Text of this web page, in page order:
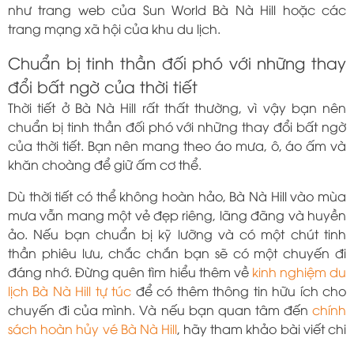
như trang web của Sun World Bà Nà Hill hoặc các
trang mạng xã hội của khu du lịch.
Chuẩn bị tinh thần đối phó với những thay
đổi bất ngờ của thời tiết
Thời tiết ở Bà Nà Hill rất thất thường, vì vậy bạn nên
chuẩn bị tinh thần đối phó với những thay đổi bất ngờ
của thời tiết. Bạn nên mang theo áo mưa, ô, áo ấm và
khăn choàng để giữ ấm cơ thể.
Dù thời tiết có thể không hoàn hảo, Bà Nà Hill vào mùa
mưa vẫn mang một vẻ đẹp riêng, lãng đãng và huyền
ảo. Nếu bạn chuẩn bị kỹ lưỡng và có một chút tinh
thần phiêu lưu, chắc chắn bạn sẽ có một chuyến đi
đáng nhớ. Đừng quên tìm hiểu thêm về kinh nghiệm du
lịch Bà Nà Hill tự túc để có thêm thông tin hữu ích cho
chuyến đi của mình. Và nếu bạn quan tâm đến chính
sách hoàn hủy vé Bà Nà Hill, hãy tham khảo bài viết chi